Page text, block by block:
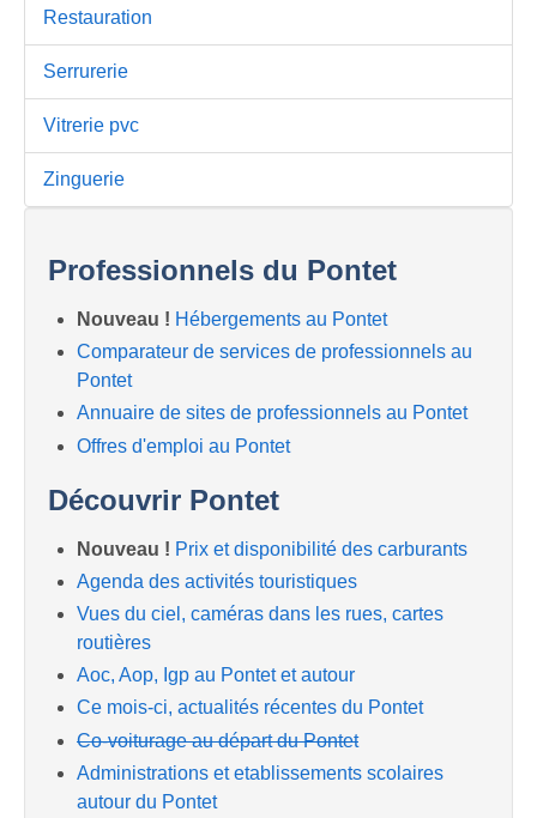
Restauration
Serrurerie
Vitrerie pvc
Zinguerie
Professionnels du Pontet
Nouveau ! Hébergements au Pontet
Comparateur de services de professionnels au
Pontet
Annuaire de sites de professionnels au Pontet
Offres d'emploi au Pontet
Découvrir Pontet
Nouveau ! Prix et disponibilité des carburants
Agenda des activités touristiques
Vues du ciel, caméras dans les rues, cartes
routières
Aoc, Aop, Igp au Pontet et autour
Ce mois-ci, actualités récentes du Pontet
Co-voiturage au départ du Pontet
Administrations et etablissements scolaires
autour du Pontet